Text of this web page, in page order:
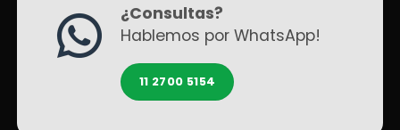
¿Consultas?
Hablemos por WhatsApp!
11 2700 5154